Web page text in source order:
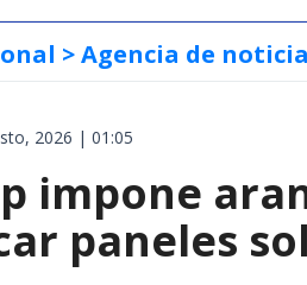
> Agencia de
2026 | 01:05
impone
paneles